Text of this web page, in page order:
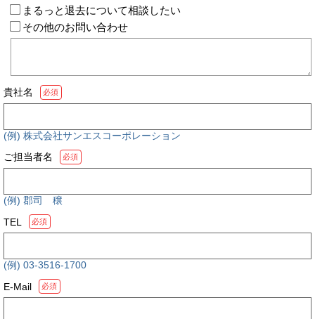
まるっと退去について相談したい
その他のお問い合わせ
貴社名 必須
(例) 株式会社サンエスコーポレーション
ご担当者名
必須
(例) 郡司 穣
TEL
必須
(例) 03-3516-1700
E-Mail
必須